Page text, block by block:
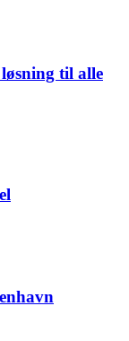
til alle